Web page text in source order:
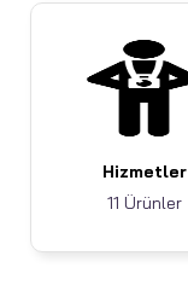
Hizmetler
11 Ürünler